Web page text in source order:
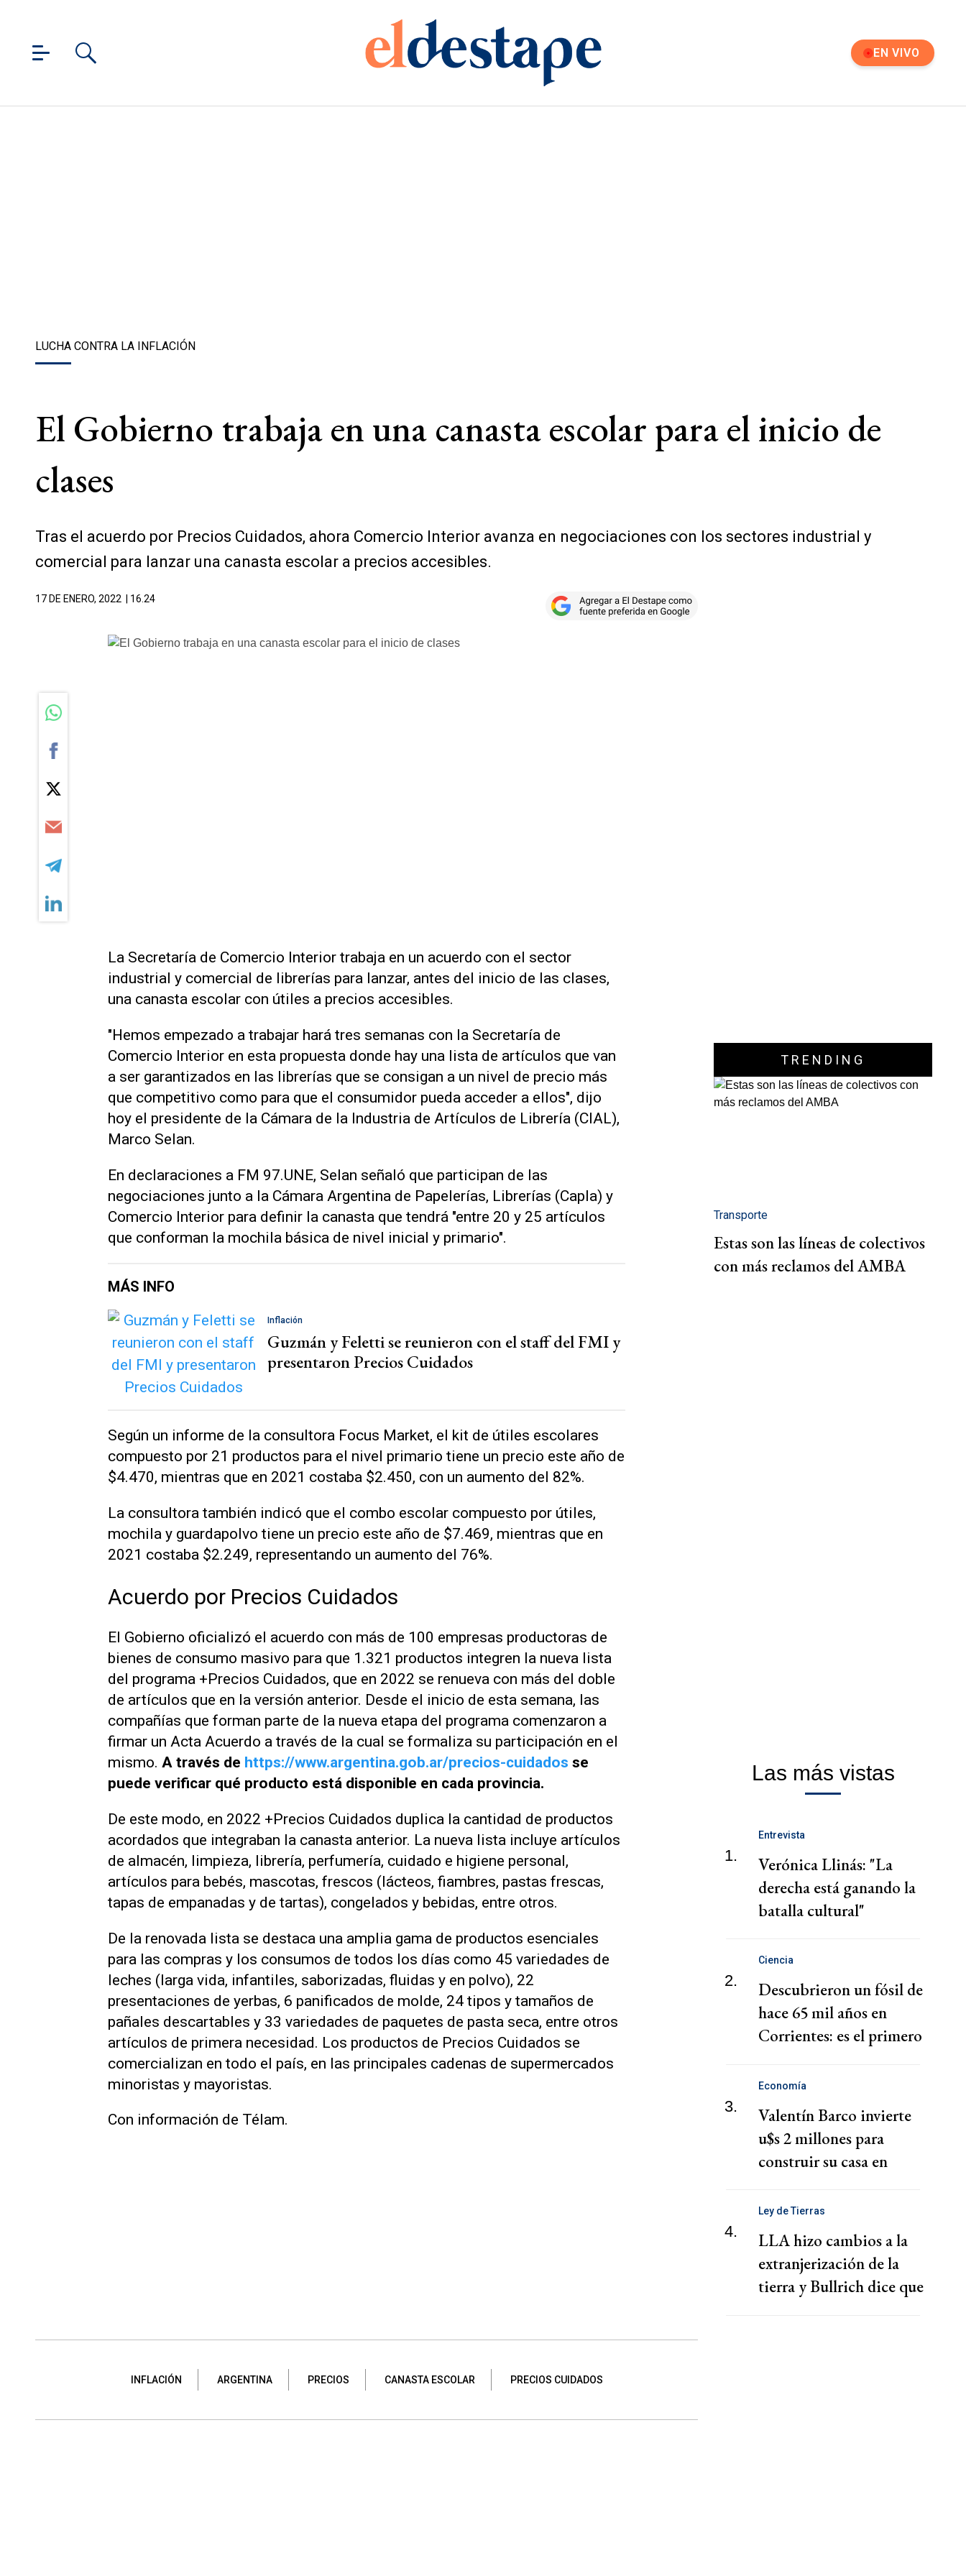
EN VIVO
LUCHA CONTRA LA INFLACIÓN
El Gobierno trabaja en una canasta escolar para el inicio de
clases
Tras el acuerdo por Precios Cuidados, ahora Comercio Interior avanza en negociaciones con los sectores industrial y
comercial para lanzar una canasta escolar a precios accesibles.
17 DE ENERO, 2022 | 16.24
La Secretaría de Comercio Interior trabaja en un acuerdo con el sector
industrial y comercial de librerías para lanzar, antes del inicio de las clases,
una canasta escolar con útiles a precios accesibles.
"Hemos empezado a trabajar hará tres semanas con la Secretaría de
Comercio Interior en esta propuesta donde hay una lista de artículos que van
a ser garantizados en las librerías que se consigan a un nivel de precio más
que competitivo como para que el consumidor pueda acceder a ellos", dijo
hoy el presidente de la Cámara de la Industria de Artículos de Librería (CIAL),
Marco Selan.
En declaraciones a FM 97.UNE, Selan señaló que participan de las
negociaciones junto a la Cámara Argentina de Papelerías, Librerías (Capla) y
Comercio Interior para definir la canasta que tendrá "entre 20 y 25 artículos
que conforman la mochila básica de nivel inicial y primario".
MÁS INFO
Inflación
Guzmán y Feletti se reunieron con el staff del FMI y
presentaron Precios Cuidados
Según un informe de la consultora Focus Market, el kit de útiles escolares
compuesto por 21 productos para el nivel primario tiene un precio este año de
$4.470, mientras que en 2021 costaba $2.450, con un aumento del 82%.
La consultora también indicó que el combo escolar compuesto por útiles,
mochila y guardapolvo tiene un precio este año de $7.469, mientras que en
2021 costaba $2.249, representando un aumento del 76%.
Acuerdo por Precios Cuidados
El Gobierno oficializó el acuerdo con más de 100 empresas productoras de
bienes de consumo masivo para que 1.321 productos integren la nueva lista
del programa +Precios Cuidados, que en 2022 se renueva con más del doble
de artículos que en la versión anterior. Desde el inicio de esta semana, las
compañías que forman parte de la nueva etapa del programa comenzaron a
firmar un Acta Acuerdo a través de la cual se formaliza su participación en el
mismo. A través de https://www.argentina.gob.ar/precios-cuidados se
puede verificar qué producto está disponible en cada provincia.
De este modo, en 2022 +Precios Cuidados duplica la cantidad de productos
acordados que integraban la canasta anterior. La nueva lista incluye artículos
de almacén, limpieza, librería, perfumería, cuidado e higiene personal,
artículos para bebés, mascotas, frescos (lácteos, fiambres, pastas frescas,
tapas de empanadas y de tartas), congelados y bebidas, entre otros.
De la renovada lista se destaca una amplia gama de productos esenciales
para las compras y los consumos de todos los días como 45 variedades de
leches (larga vida, infantiles, saborizadas, fluidas y en polvo), 22
presentaciones de yerbas, 6 panificados de molde, 24 tipos y tamaños de
pañales descartables y 33 variedades de paquetes de pasta seca, entre otros
artículos de primera necesidad. Los productos de Precios Cuidados se
comercializan en todo el país, en las principales cadenas de supermercados
minoristas y mayoristas.
Con información de Télam.
INFLACIÓN ARGENTINA PRECIOS CANASTA ESCOLAR PRECIOS CUIDADOS
TRENDING
Transporte
Estas son las líneas de colectivos
con más reclamos del AMBA
Las más vistas
1.
Entrevista
Verónica Llinás: "La
derecha está ganando la
batalla cultural"
2.
Ciencia
Descubrieron un fósil de
hace 65 mil años en
Corrientes: es el primero
3.
Economía
Valentín Barco invierte
u$s 2 millones para
construir su casa en
4.
Ley de Tierras
LLA hizo cambios a la
extranjerización de la
tierra y Bullrich dice que